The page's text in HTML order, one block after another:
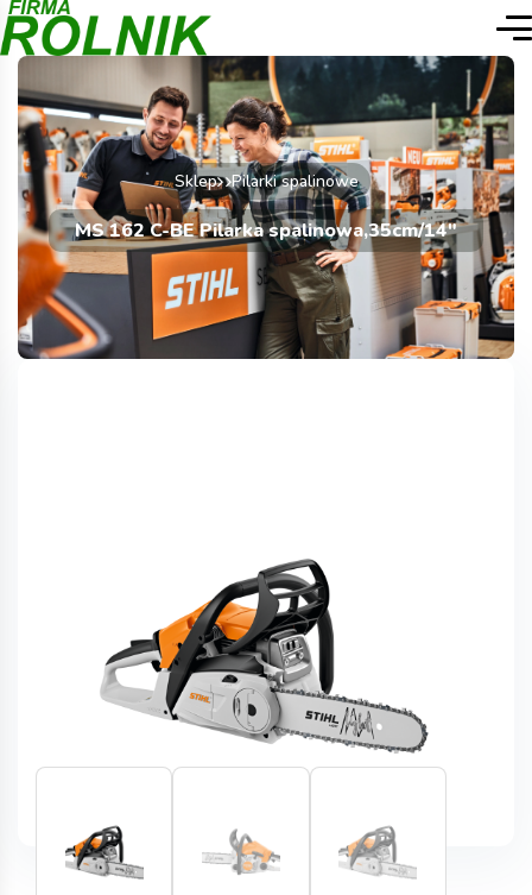
Sklep Pilarki spalinowe
MS 162 C-BE Pilarka spalinowa,35cm/14″